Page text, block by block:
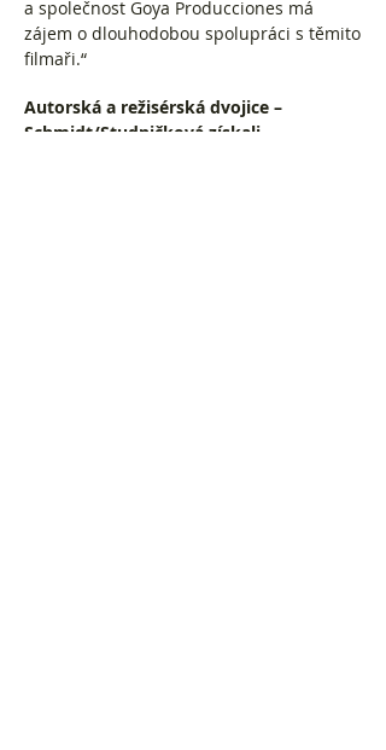
a společnost Goya Producciones má
zájem o dlouhodobou spolupráci s těmito
filmaři.“
Autorská a režisérská dvojice –
Schmidt/Studničková získali